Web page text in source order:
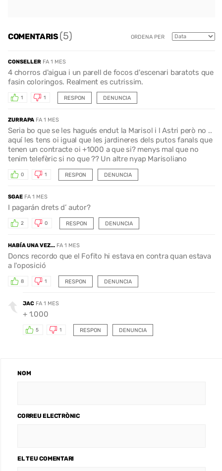
COMENTARIS(5) ORDENA PER
CONSELLER FA 1 MES
4 chorros d'aigua i un parell de focos d'escenari baratots que
fasin coloringos. Realment es cutrissim.
RESPON
1 1 DENUNCIA
ZURRAPA FA 1 MES
Seria bo que se les hagués endut la Marisol i l Astri però no ..
aquí les tens oi igual que les jardineres dels putos fanals que
tenen un contracte oi +1000 a que si? menys mal que no
tenim telefèric si no que ?? Un altre nyap Marisoliano
RESPON
0 1 DENUNCIA
SGAE FA 1 MES
I pagarán drets d’ autor?
RESPON
2 0 DENUNCIA
HABÍA UNA VEZ... FA 1 MES
Doncs recordo que el Fofito hi estava en contra quan estava
a l'oposició
RESPON
8 1 DENUNCIA
JAC FA 1 MES
+ 1.000
RESPON
5 1 DENUNCIA
NOM
CORREU ELECTRÒNIC
EL TEU COMENTARI